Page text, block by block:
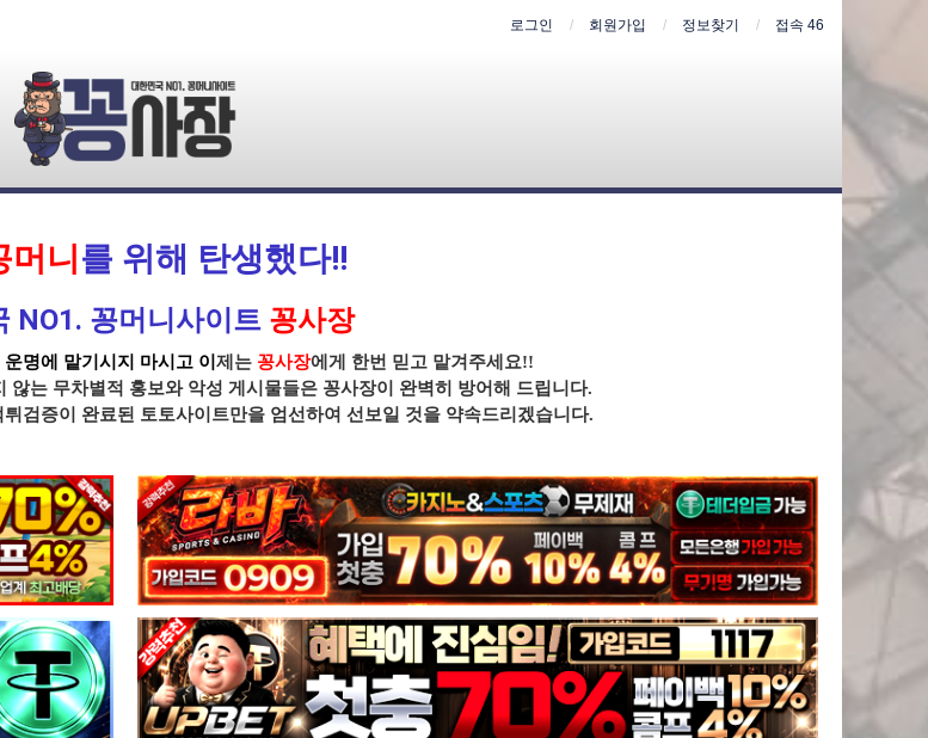
로그인 회원가입 정보찾기 접속 46
머니를 위해 탄생했다!!
NO1. 꽁머니사이트 꽁사장
운명에 맡기시지 마시고 이 제는 꽁사장에게 한번 믿고 맡겨주세요!!
않는 무차별적 홍보와 악성 게시물들은 꽁사장이 완벽히 방어해 드립니다.
튀 검증이 완료된 토토사이트만을 엄선하여 선보일 것을 약속드리겠습니다.